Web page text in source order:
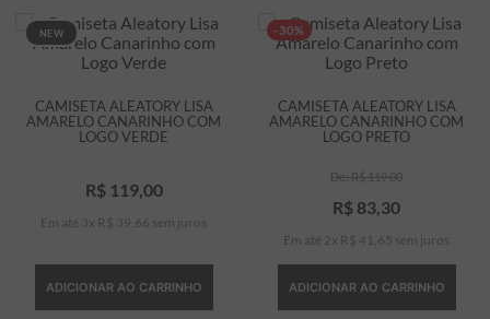
NEW
CAMISETA ALEATORY LISA
AMARELO CANARINHO COM
LOGO VERDE
R$ 119, 00
Em até 3 x R$ 39 66 sem juros
ADICIONAR AO CARRINHO
-30%
CAMISETA ALEATORY LISA
AMARELO CANARINHO COM
LOGO PRETO
R$119,00
R$ 83 30
Em até 2 x R$ 41 65 sem juros
ADICIONAR AO CARRINHO